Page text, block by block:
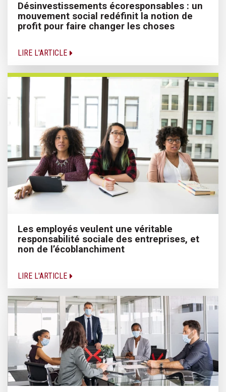
Désinvestissements écoresponsables : un
mouvement social redéfinit la notion de
profit pour faire changer les choses
LIRE L'ARTICLE
Les employés veulent une véritable
responsabilité sociale des entreprises, et
non de l’écoblanchiment
LIRE L'ARTICLE